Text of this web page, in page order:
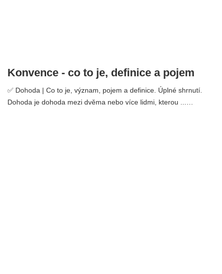
Konvence - co to je, definice a pojem
✅ Dohoda | Co to je, význam, pojem a definice. Úplné shrnutí.
Dohoda je dohoda mezi dvěma nebo více lidmi, kterou ...…